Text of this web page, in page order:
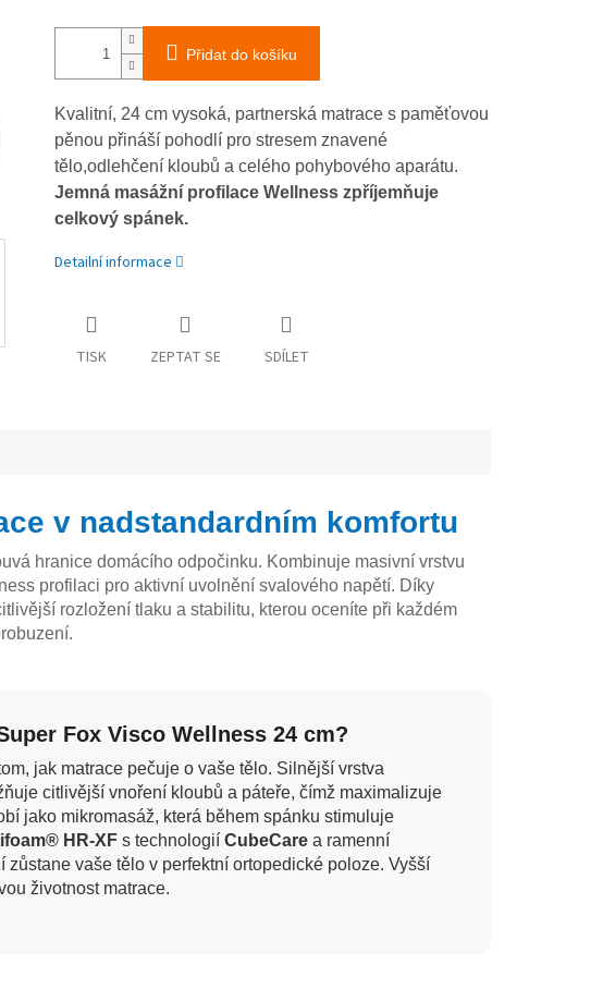
Přidat do košíku
Kvalitní, 24 cm vysoká, partnerská matrace s paměťovou
pěnou přináší pohodlí pro stresem znavené
tělo,odlehčení kloubů a celého pohybového aparátu.
Jemná masážní profilace Wellness zpříjemňuje
celkový spánek.
Detailní informace
TISK ZEPTAT SE SDÍLET
v nadstandardním komfortu
hranice domácího odpočinku. Kombinuje masivní vrstvu
profilaci pro aktivní uvolnění svalového napětí. Díky
rozložení tlaku a stabilitu, kterou oceníte při každém
Fox Visco Wellness 24 cm?
jak matrace pečuje o vaše tělo. Silnější vrstva
citlivější vnoření kloubů a páteře, čímž maximalizuje
jako mikromasáž, která během spánku stimuluje
HR-XF s technologií CubeCare a ramenní
vaše tělo v perfektní ortopedické poloze. Vyšší
životnost matrace.